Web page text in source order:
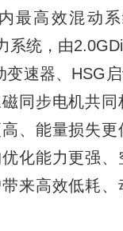
最高效混动
系统，由
速器、HSG启
同步电机共
、能量损失
化能力更强
来高效低耗